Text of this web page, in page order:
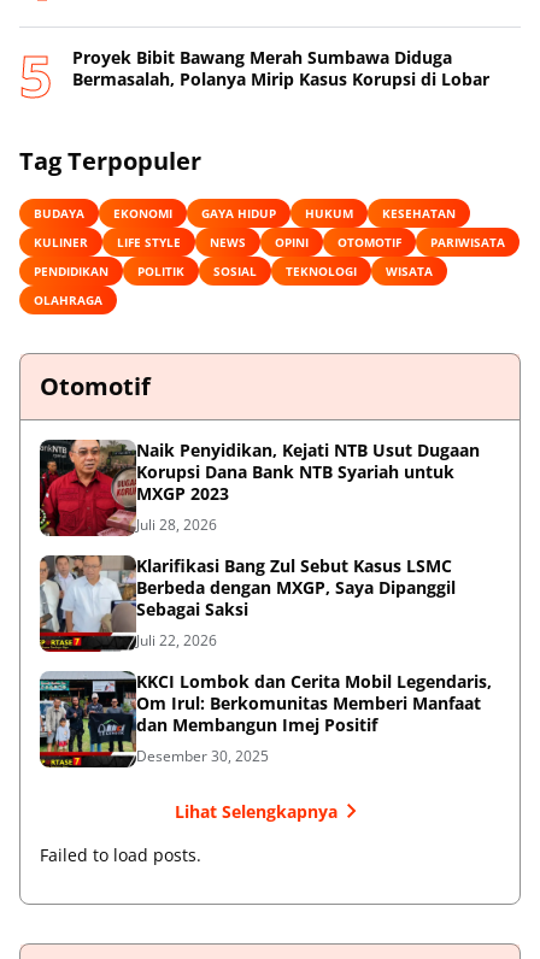
Proyek Bibit Bawang Merah Sumbawa Diduga
Bermasalah, Polanya Mirip Kasus Korupsi di Lobar
Tag Terpopuler
BUDAYA EKONOMI GAYA HIDUP HUKUM
KESEHATAN
KULINER
LIFE STYLE NEWS OPINI OTOMOTIF
PARIWISATA
PENDIDIKAN
POLITIK SOSIAL TEKNOLOGI
WISATA
OLAHRAGA
Otomotif
Naik Penyidikan, Kejati NTB Usut Dugaan
Korupsi Dana Bank NTB Syariah untuk
MXGP 2023
Juli 28, 2026
Klarifikasi Bang Zul Sebut Kasus LSMC
Berbeda dengan MXGP, Saya Dipanggil
Sebagai Saksi
Juli 22, 2026
KKCI Lombok dan Cerita Mobil Legendaris,
Om Irul: Berkomunitas Memberi Manfaat
dan Membangun Imej Positif
Desember 30, 2025
Lihat Selengkapnya
Failed to load posts.